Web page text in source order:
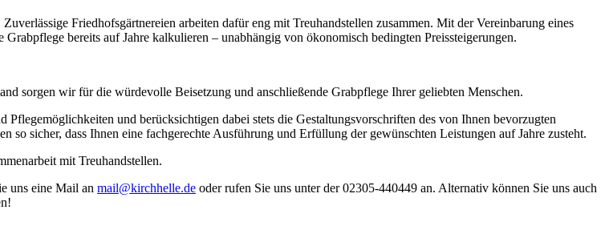
Friedhofsgärtnereien arbeiten dafür eng mit Treuhandstellen zusammen. Mit der Vereinbarung eines
bereits auf Jahre kalkulieren – unabhängig von ökonomisch bedingten Preissteigerungen.
sorgen wir für die würdevolle Beisetzung und anschließende Grabpflege Ihrer geliebten Menschen.
und berücksichtigen dabei stets die Gestaltungsvorschriften des von Ihnen bevorzugten
so sicher, dass Ihnen eine fachgerechte Ausführung und Erfüllung der gewünschten Leistungen auf Jahre zusteht.
mit Treuhandstellen.
uns eine Mail an mail@kirchhelle.de oder rufen Sie uns unter der 02305-440449 an. Alternativ können Sie uns auch